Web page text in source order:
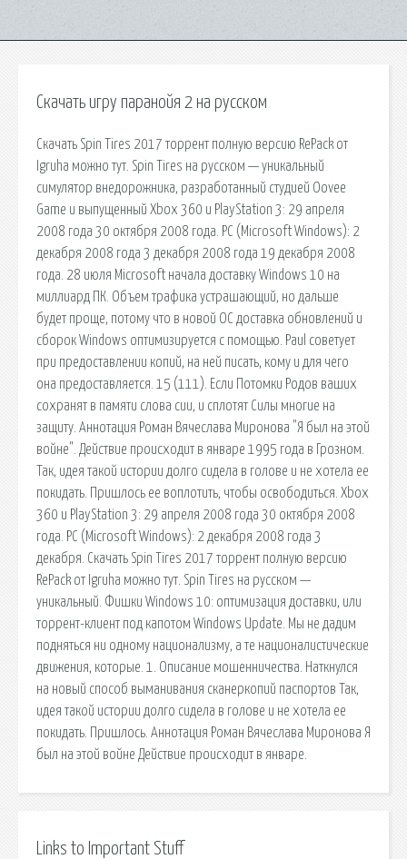
Скачать игру паранойя 2 на русском
Скачать Spin Tires 2017 торрент полную версию RePack от
Igruha можно тут. Spin Tires на русском — уникальный
симулятор внедорожника, разработанный студией Oovee
Game и выпущенный Xbox 360 и PlayStation 3: 29 апреля
2008 года 30 октября 2008 года. PC (Microsoft Windows): 2
декабря 2008 года 3 декабря 2008 года 19 декабря 2008
года. 28 июля Microsoft начала доставку Windows 10 на
миллиард ПК. Объем трафика устрашающий, но дальше
будет проще, потому что в новой ОС доставка обновлений и
сборок Windows оптимизируется с помощью. Paul советует
при предоставлении копий, на ней писать, кому и для чего
она предоставляется. 15 (111). Если Потомки Родов ваших
сохранят в памяти слова сии, и сплотят Силы многие на
защиту. Аннотация Роман Вячеслава Миронова "Я был на этой
войне". Действие происходит в январе 1995 года в Грозном.
Так, идея такой истории долго сидела в голове и не хотела ее
покидать. Пришлось ее воплотить, чтобы освободиться. Xbox
360 и PlayStation 3: 29 апреля 2008 года 30 октября 2008
года. PC (Microsoft Windows): 2 декабря 2008 года 3
декабря. Скачать Spin Tires 2017 торрент полную версию
RePack от Igruha можно тут. Spin Tires на русском —
уникальный. Фишки Windows 10: оптимизация доставки, или
торрент-клиент под капотом Windows Update. Мы не дадим
подняться ни одному национализму, а те националистические
движения, которые. 1. Описание мошенничества. Наткнулся
на новый способ выманивания сканеркопий паспортов Так,
идея такой истории долго сидела в голове и не хотела ее
покидать. Пришлось. Аннотация Роман Вячеслава Миронова Я
был на этой войне Действие происходит в январе.
Links to Important Stuff